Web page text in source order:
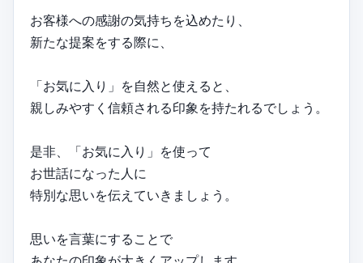
お客様への感謝の気持ちを込めたり、
新たな提案をする際に、
「お気に入り」を自然と使えると、
親しみやすく信頼される印象を持たれるでしょう。
是非、「お気に入り」を使って
お世話になった人に
特別な思いを伝えていきましょう。
思いを言葉にすることで